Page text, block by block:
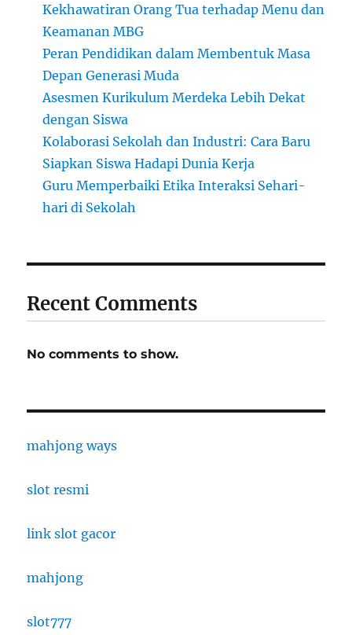
Kekhawatiran Orang Tua terhadap Menu dan
Keamanan MBG
Peran Pendidikan dalam Membentuk Masa
Depan Generasi Muda
Asesmen Kurikulum Merdeka Lebih Dekat
dengan Siswa
Kolaborasi Sekolah dan Industri: Cara Baru
Siapkan Siswa Hadapi Dunia Kerja
Guru Memperbaiki Etika Interaksi Sehari-
hari di Sekolah
Recent Comments
No comments to show.
mahjong ways
slot resmi
link slot gacor
mahjong
slot777